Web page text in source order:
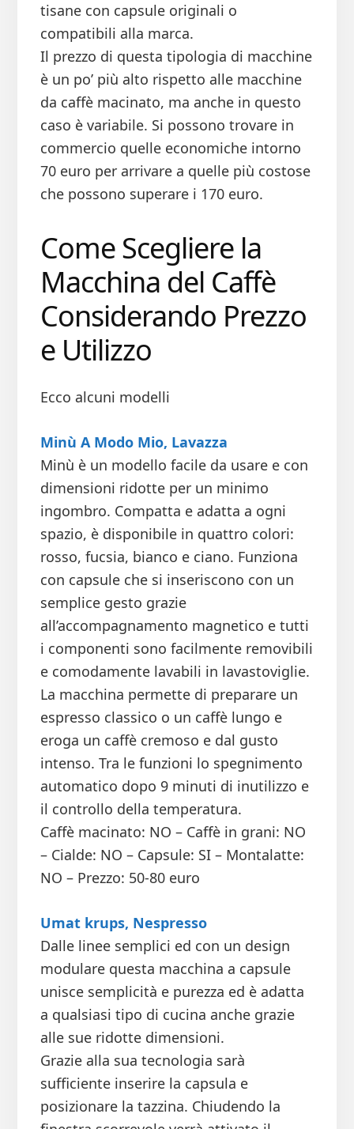
tisane con capsule originali o
compatibili alla marca.
Il prezzo di questa tipologia di macchine
è un po’ più alto rispetto alle macchine
da caffè macinato, ma anche in questo
caso è variabile. Si possono trovare in
commercio quelle economiche intorno
70 euro per arrivare a quelle più costose
che possono superare i 170 euro.
Come Scegliere la
Macchina del Caffè
Considerando Prezzo
e Utilizzo
Ecco alcuni modelli
Minù A Modo Mio, Lavazza
Minù è un modello facile da usare e con
dimensioni ridotte per un minimo
ingombro. Compatta e adatta a ogni
spazio, è disponibile in quattro colori:
rosso, fucsia, bianco e ciano. Funziona
con capsule che si inseriscono con un
semplice gesto grazie
all’accompagnamento magnetico e tutti
i componenti sono facilmente removibili
e comodamente lavabili in lavastoviglie.
La macchina permette di preparare un
espresso classico o un caffè lungo e
eroga un caffè cremoso e dal gusto
intenso. Tra le funzioni lo spegnimento
automatico dopo 9 minuti di inutilizzo e
il controllo della temperatura.
Caffè macinato: NO – Caffè in grani: NO
– Cialde: NO – Capsule: SI – Montalatte:
NO – Prezzo: 50-80 euro
Umat krups, Nespresso
Dalle linee semplici ed con un design
modulare questa macchina a capsule
unisce semplicità e purezza ed è adatta
a qualsiasi tipo di cucina anche grazie
alle sue ridotte dimensioni.
Grazie alla sua tecnologia sarà
sufficiente inserire la capsula e
posizionare la tazzina. Chiudendo la